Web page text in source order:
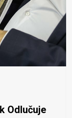
Odlučuje